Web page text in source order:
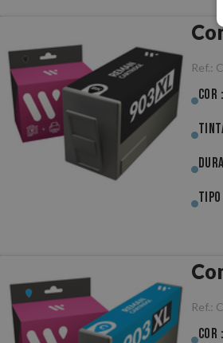
Ref.:
Cor :
Ref.:
Cor :